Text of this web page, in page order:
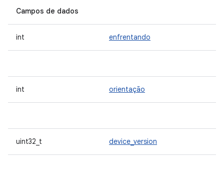
Campos de dados
int enfrentando
int orientação
uint32_t device_version